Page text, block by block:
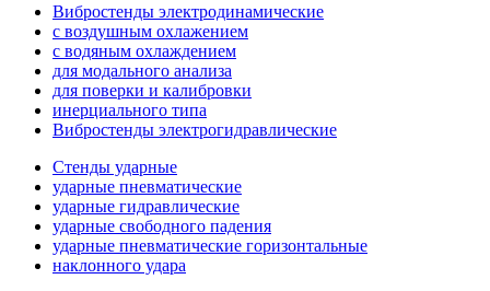
Вибростенды электродинамические
с воздушным охлажением
с водяным охлаждением
для модального анализа
для поверки и калибровки
инерциального типа
Вибростенды электрогидравлические
Стенды ударные
ударные пневматические
ударные гидравлические
ударные свободного падения
ударные пневматические горизонтальные
наклонного удара